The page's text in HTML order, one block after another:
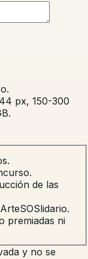
px, 150-300
de las
premiadas ni
y no se